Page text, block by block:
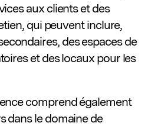
aux clients et des
qui peuvent inclure,
des espaces de
et des locaux pour les
comprend également
dans le domaine de